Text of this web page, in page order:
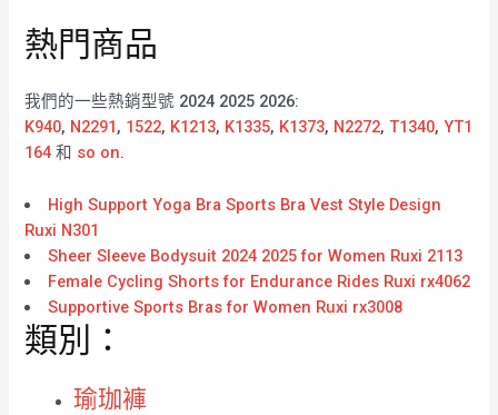
熱門商品
我們的一些熱銷型號 2024 2025 2026:
K940, N2291 , 1522, K1213, K1335, K1373, N2272,T1340,YT1
164 和 so on.
High Support Yoga Bra Sports Bra Vest Style Design
Ruxi N301
Sheer Sleeve Bodysuit 2024 2025 for Women Ruxi 2113
Female Cycling Shorts for Endurance Rides Ruxi rx4062
Supportive Sports Bras for Women Ruxi rx3008
類別：
瑜珈褲